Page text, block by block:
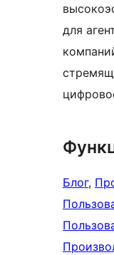
для
Блог,